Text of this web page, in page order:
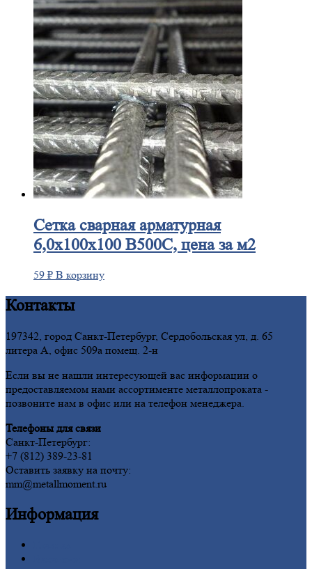
Сеткасварная арматурная
6,0х100х100 В500С, цена за м2
59 ₽ В корзину
Контакты
197342, город Санкт-Петербург, Сердобольская ул, д. 65
литера А, офис 509а помещ. 2-н
Если вы не нашли интересующей вас информации о
предоставляемом нами ассортименте металлопроката -
позвоните нам в офис или на телефон менеджера.
Телефоны для связи
Санкт-Петербург:
+7 (812) 389-23-81
Оставить заявку на почту:
mm@metallmoment.ru
Информация